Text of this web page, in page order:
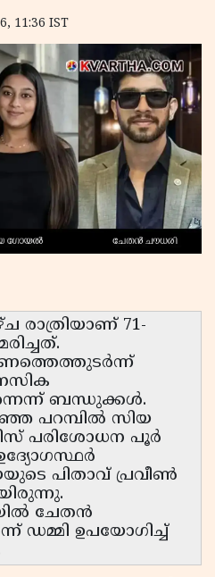
11:36 IST
രാത്രിയാണ് 71-
ബന്ധുക്കൾ.
പറമ്പിൽ സിയ
പരിശോധന പൂർ
പിതാവ് പ്രവീൺ
ചേതൻ
ഡമ്മി ഉപയോഗിച്ച്